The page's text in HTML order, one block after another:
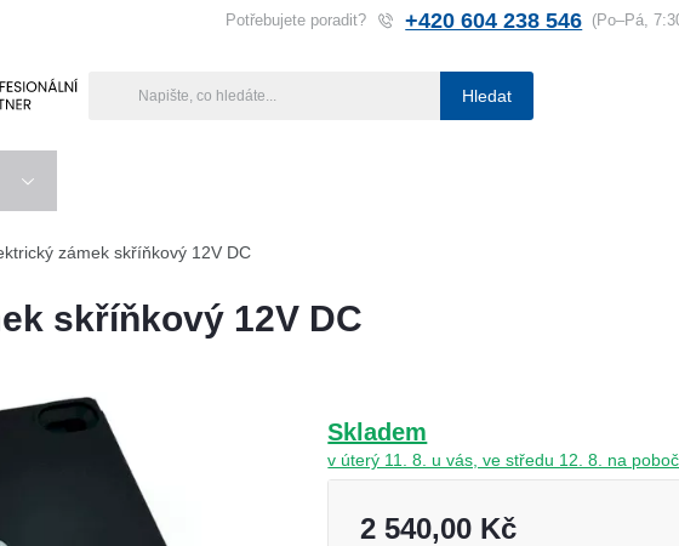
Potřebujete poradit? +420 604 238 546 (Po–Pá,
Hledat
zámek skříňkový 12V DC
skříňkový 12V DC
Skladem
v úterý 11. 8. u vás, ve středu 12. 8. na
2 540,00 Kč